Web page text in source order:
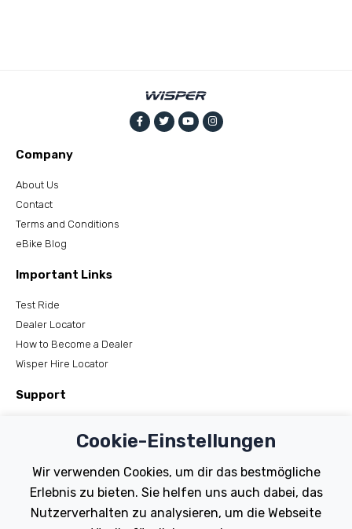
Company
About Us
Contact
Terms and Conditions
eBike Blog
Important Links
Test Ride
Dealer Locator
How to Become a Dealer
Wisper Hire Locator
Support
Electric Bikes
Cookie-Einstellungen
Wir verwenden Cookies, um dir das bestmögliche
Erlebnis zu bieten. Sie helfen uns auch dabei, das
Nutzerverhalten zu analysieren, um die Webseite